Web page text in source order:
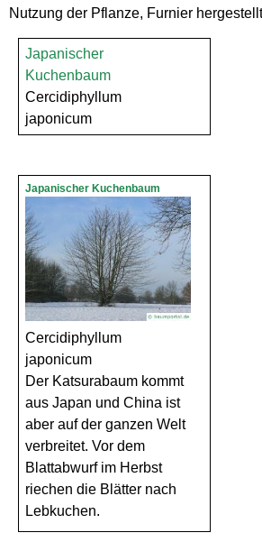
Nutzung der Pflanze, Furnier
Japanischer
Kuchenbaum
Cercidiphyllum
japonicum
Japanischer Kuchenbaum
Cercidiphyllum
japonicum
Der Katsurabaum kommt
aus Japan und China ist
aber auf der ganzen Welt
verbreitet. Vor dem
Blattabwurf im Herbst
riechen die Blätter nach
Lebkuchen.